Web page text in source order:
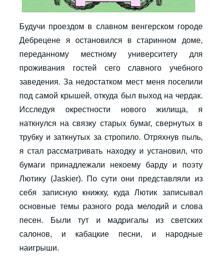
Будучи проездом в славном венгерском городе
Дебрецене я остановился в старинном доме,
переданному местному университету для
проживания гостей сего славного учебного
заведения. За недостатком мест меня поселили
под самой крышей, откуда был выход на чердак.
Исследуя окрестности нового жилища, я
наткнулся на связку старых бумаг, свернутых в
трубку и заткнутых за стропило. Отряхнув пыль,
я стал рассматривать находку и установил, что
бумаги принадлежали некоему барду и поэту
Лютику (Jaskier). По сути они представляли из
себя записную книжку, куда Лютик записывал
основные темы разного рода мелодий и слова
песен. Были тут и мадригалы из светских
салонов, и кабацкие песни, и народные
наигрыши.